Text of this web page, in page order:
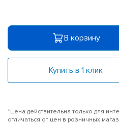
В корзину
Купить в 1 клик
*Цена действительна только для
отличаться от цен в розничных